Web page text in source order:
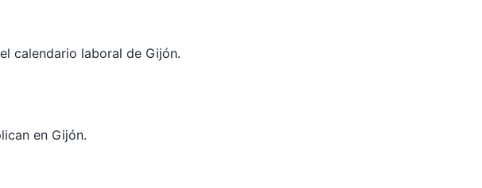
calendario laboral de Gijón.
en Gijón.